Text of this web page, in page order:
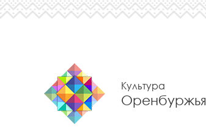
Культура
Оренбуржья